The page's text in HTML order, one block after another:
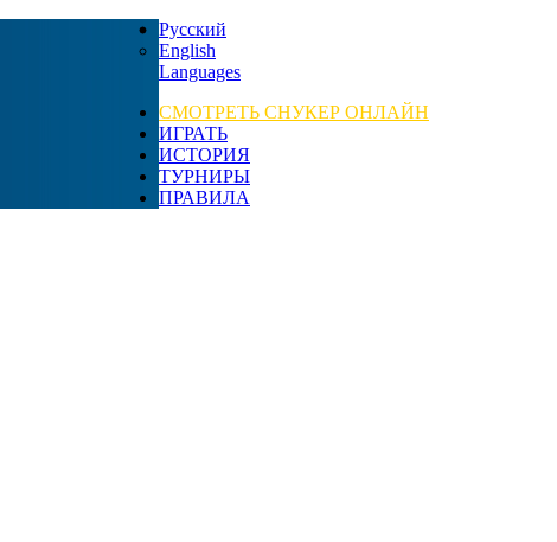
Русский
English
Languages
СМОТРЕТЬ СНУКЕР ОНЛАЙН
ИГРАТЬ
ИСТОРИЯ
ТУРНИРЫ
ПРАВИЛА